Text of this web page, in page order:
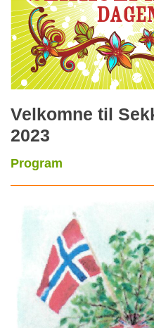
Velkomne til
2023
Program